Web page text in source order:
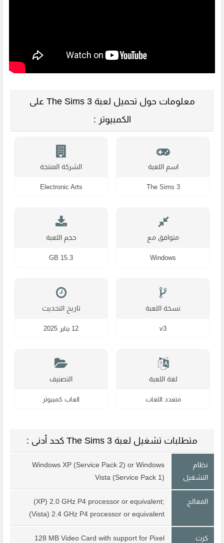
معلومات حول تحميل لعبة The Sims 3 على
الكمبيوتر :
اسم اللعبة
The Sims 3
الشركة المنتجة
Electronic Arts
متوافق مع
Windows
حجم اللعبة
15.3 GB
نسخة اللعبة
v3
تاريخ التحديث
12 يناير 2025
لغة اللعبة
متعدد اللغات
التصنيف
العاب كمبيوتر
متطلبات تشغيل لعبة The Sims 3 كحد أدنى :
نظام
التشغيل
Windows XP (Service Pack 2) or Windows
Vista (Service Pack 1)
المعالج
(XP) 2.0 GHz P4 processor or equivalent;
(Vista) 2.4 GHz P4 processor or equivalent
كرت 128 MB Video Card with support for Pixel